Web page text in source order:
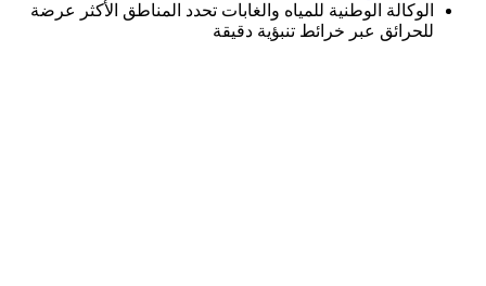
الوكالة الوطنية للمياه والغابات تحدد المناطق الأكثر عرضة
للحرائق عبر خرائط تنبؤية دقيقة